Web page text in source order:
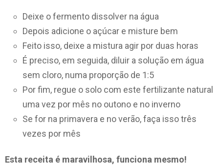
Deixe o fermento dissolver na água
Depois adicione o açúcar e misture bem
Feito isso, deixe a mistura agir por duas horas
É preciso, em seguida, diluir a solução em água
sem cloro, numa proporção de 1:5
Por fim, regue o solo com este fertilizante natural
uma vez por mês no outono e no inverno
Se for na primavera e no verão, faça isso três
vezes por mês
Esta receita é maravilhosa, funciona mesmo!